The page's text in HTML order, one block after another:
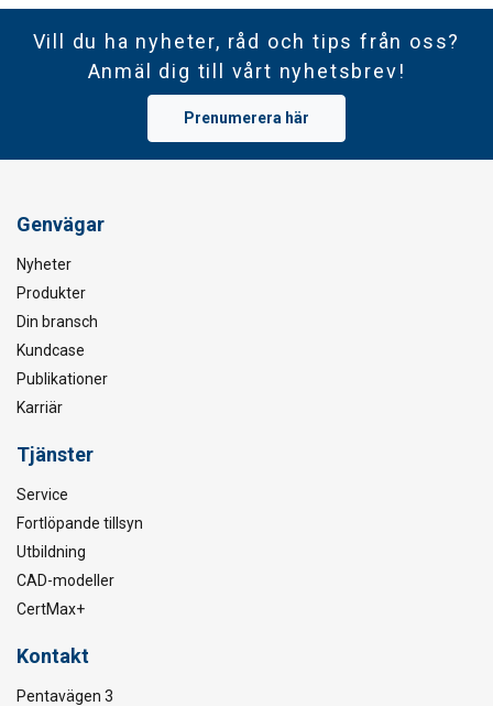
Vill du ha nyheter, råd och tips från oss?
Anmäl dig till vårt nyhetsbrev!
Prenumerera här
Genvägar
Nyheter
Produkter
Din bransch
Kundcase
Publikationer
Karriär
Tjänster
Service
Fortlöpande tillsyn
Utbildning
CAD-modeller
CertMax+
Kontakt
Pentavägen 3